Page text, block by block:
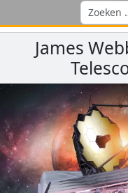
Zoeken
James